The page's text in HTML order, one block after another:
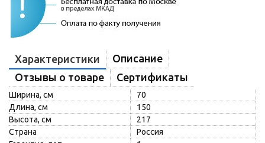
Характеристики
Описание
Отзывы о товаре
Сертификаты
Ширина, см
70
Длина, см
150
Высота, см
217
Страна
Россия